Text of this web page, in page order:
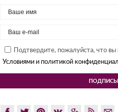
Подтвердите, пожалуйста, что
Условиями и политикой